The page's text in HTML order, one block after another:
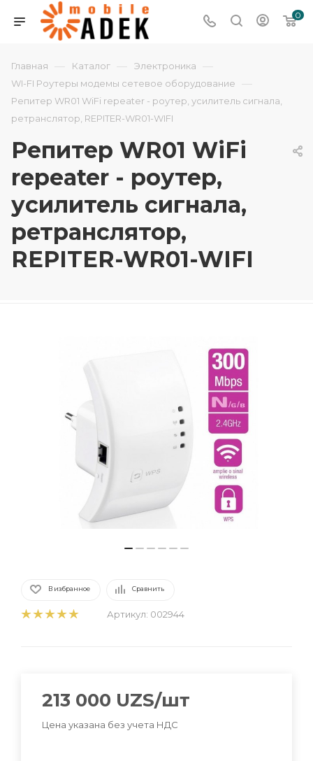
0
Главная — Каталог — Электроника —
WI-FI Роутеры модемы сетевое оборудование —
Репитер WR01 WiFi repeater - роутер, усилитель сигнала,
ретранслятор, REPITER-WR01-WIFI
Репитер WR01 WiFi
repeater - роутер,
усилитель сигнала,
ретранслятор,
REPITER-WR01-WIFI
В избранное Сравнить
Артикул: 002944
213 000 UZS/шт
Цена указана без учета НДС